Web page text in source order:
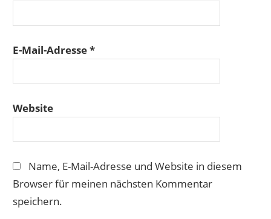
E-Mail-Adresse*
Website
Name, E-Mail-Adresse und Website in diesem
Browser für meinen nächsten Kommentar
speichern.